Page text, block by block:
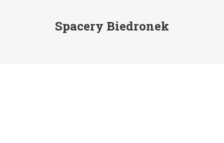
Spacery Biedronek